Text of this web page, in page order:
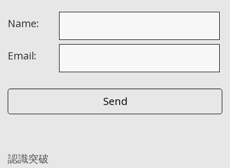
Name:
Email:
認識突破